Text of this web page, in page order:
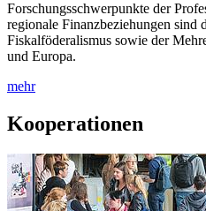
Forschungsschwerpunkte der
regionale Finanzbeziehungen sind
Fiskalföderalismus sowie der
und Europa.
mehr
Kooperationen